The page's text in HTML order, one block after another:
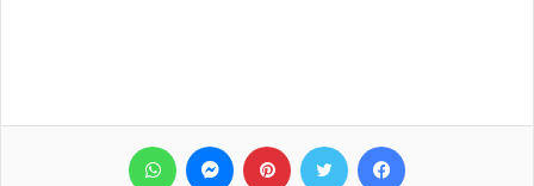
فيسبوك تويتر بينتيريست ماسنجر